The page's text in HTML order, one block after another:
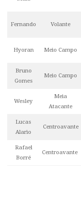
Fernando Volante
Hyoran Meio Campo
Bruno
Gomes
Meio Campo
Wesley
Meia
Atacante
Lucas
Alario
Centroavante
Rafael
Borré
Centroavante